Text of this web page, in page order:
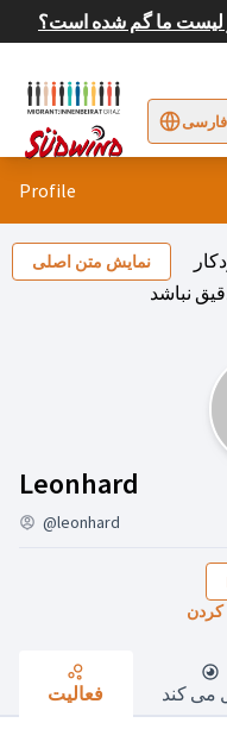
لیست ما گم شده است؟
فارسی
Sprache
Profile
نمایش متن اصلی
Leonhard
@leonhard
کردن
فعالیت می کند